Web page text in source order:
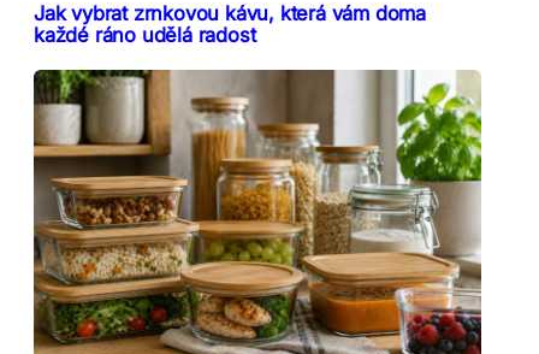
Jak vybrat zrnkovou kávu, která vám doma
každé ráno udělá radost